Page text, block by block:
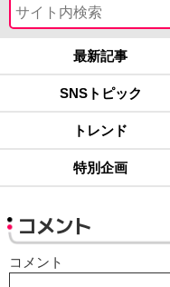
最新記事
SNSトピック
トレンド
特別企画
コメント
コメント